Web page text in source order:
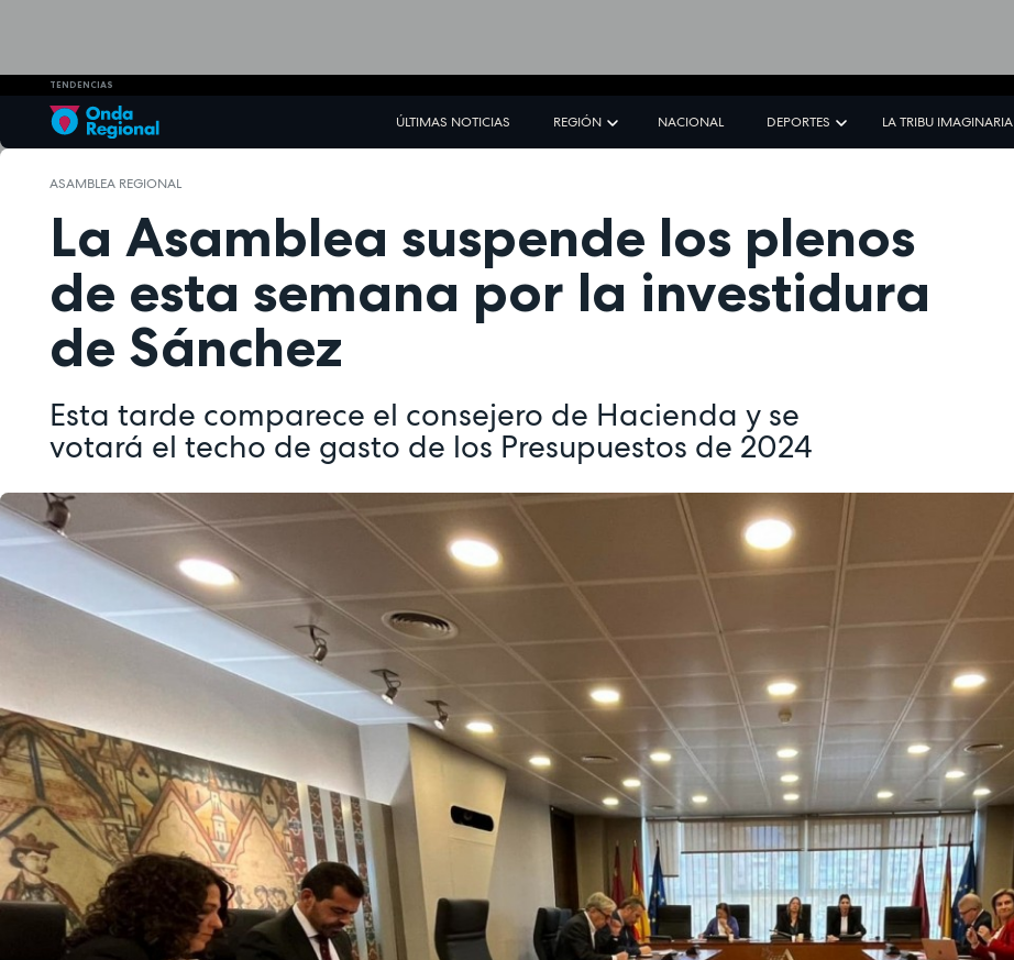
TENDENCIAS
ÚLTIMAS NOTICIAS REGIÓN NACIONAL DEPORTES LA TRIBU IMAGINARIA
ASAMBLEA REGIONAL
La Asamblea suspende los plenos
de esta semana por la investidura
de Sánchez
Esta tarde comparece el consejero de Hacienda y se
votará el techo de gasto de los Presupuestos de 2024